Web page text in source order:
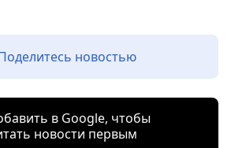
новостью
в Google, чтобы
новости первым